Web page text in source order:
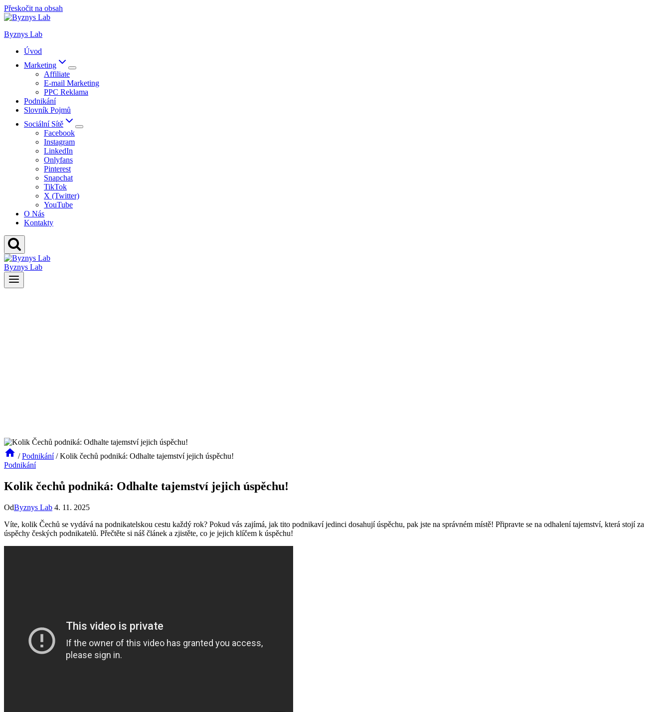
Přeskočit na obsah
Byznys Lab
Úvod
Marketing
Affiliate
E-mail Marketing
PPC Reklama
Podnikání
Slovník Pojmů
Sociální Sítě
Facebook
Instagram
LinkedIn
Onlyfans
Pinterest
Snapchat
TikTok
X (Twitter)
YouTube
O Nás
Kontakty
Byznys Lab
/ Podnikání / Kolik čechů podniká: Odhalte tajemství jejich úspěchu!
Podnikání
Kolik čechů podniká: Odhalte tajemství jejich úspěchu!
OdByznys Lab 4. 11. 2025
Víte, kolik Čechů se vydává na podnikatelskou cestu každý rok? Pokud vás zajímá, jak tito podnikaví jedinci dosahují úspěchu, pak jste na správném místě! Připravte se na odhalení tajemství, která stojí za
úspěchy českých podnikatelů. Přečtěte si náš článek a zjistěte, co je jejich klíčem k úspěchu!